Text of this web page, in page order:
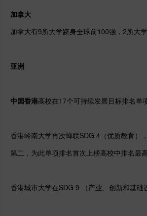
加拿大
加拿大有9所大学跻身全球前100强，2所大
亚洲
中国香港高校在17个可持续发展目标排名单
香港岭南大学再次蝉联SDG 4（优质教育）
第二，为此单项排名首次上榜高校中排名最高
香港城市大学在SDG 9 （产业、创新和基